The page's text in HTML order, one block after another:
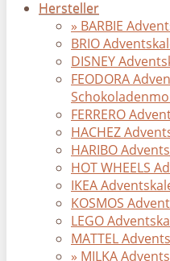
Hersteller
» BARBIE
BRIO
DISNEY
FEODORA
FERRERO
HACHEZ
HARIBO
HOT WHEELS
IKEA
KOSMOS
LEGO
MATTEL
» MILKA